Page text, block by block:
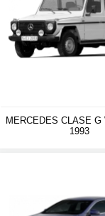
MERCEDES CLASE G
1993